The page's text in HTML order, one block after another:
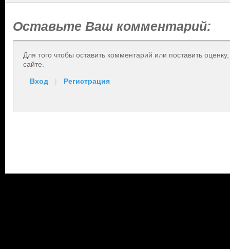
Оставьте Ваш комментарий:
Для того чтобы оставить комментарий или поставить
сайте.
Вход | Регистрация